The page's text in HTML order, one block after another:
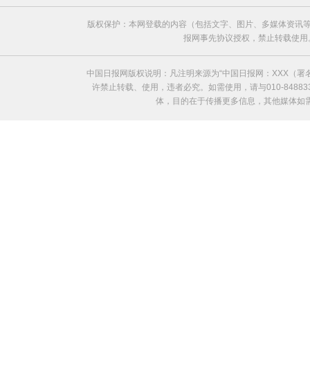
版权保护：本网登载的内容（包括文字、图片、多媒体资
报网事先协议授权，禁止转载使
中国日报网版权说明：凡注明来源为“中国日报网：XXX（
许禁止转载、使用，违者必究。如需使用，请与010-
体，目的在于传播更多信息，其他媒体